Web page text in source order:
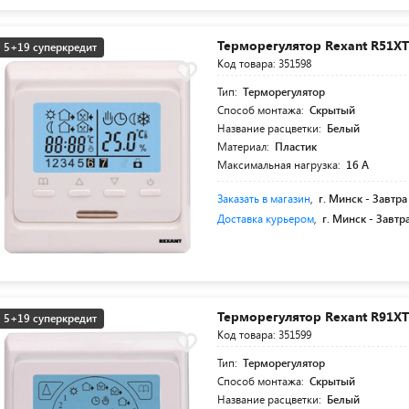
5+19 суперкредит Терморегулятор Rexant
Код товара: 351598
Тип: Терморегулятор
Способ монтажа: Скрытый
Название расцветки: Белый
Материал: Пластик
Максимальная нагрузка: 16 А
Заказать в магазин г. Минск -Завтра
Доставка курьером г. Минск -
5+19 суперкредит Терморегулятор Rexant
Код товара: 351599
Тип: Терморегулятор
Способ монтажа: Скрытый
Название расцветки: Белый